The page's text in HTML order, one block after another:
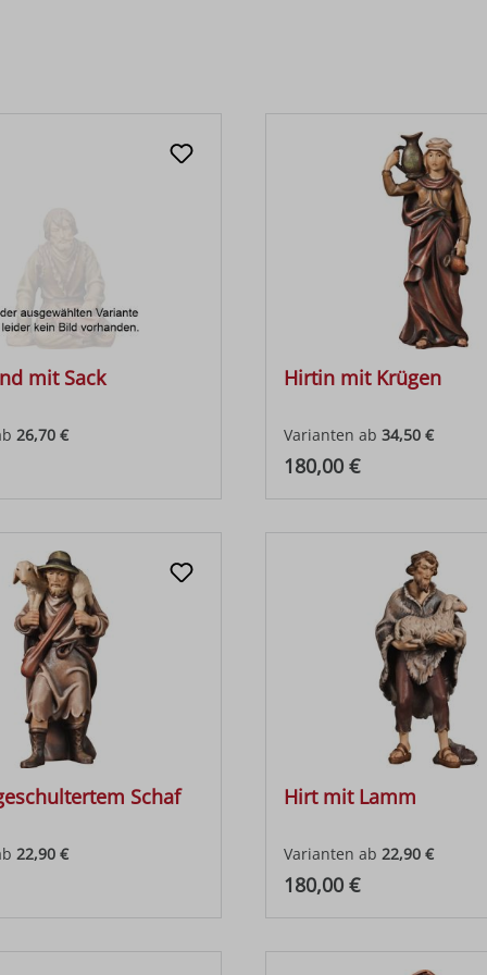
mit Sack
26,70 €
Hirtin mit Krügen
Varianten ab 34,50 €
Regulärer Preis:
180,00 €
Schaf
22,90 €
Hirt mit Lamm
Varianten ab 22,90 €
Regulärer Preis:
180,00 €